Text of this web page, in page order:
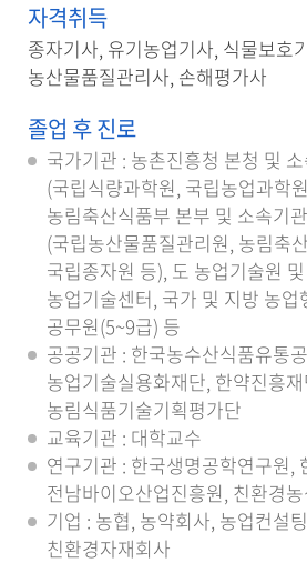
자격취득
종자기사, 유기농업기사, 식물보호
농산물품질관리사, 손해평가사
졸업 후 진로
국가기관 : 농촌진흥청 본청 및
(국립식량과학원, 국립농업과학
농림축산식품부 본부 및 소속기관
(국립농산물품질관리원, 농림축
국립종자원 등), 도 농업기술원
농업기술센터, 국가 및 지방 농
공무원(5~9급) 등
공공기관 : 한국농수산식품유통
농업기술실용화재단, 한약진흥
농림식품기술기획평가단
교육기관 : 대학교수
연구기관 : 한국생명공학연구원,
전남바이오산업진흥원, 친환경
기업 : 농협, 농약회사, 농업컨설
친환경자재회사